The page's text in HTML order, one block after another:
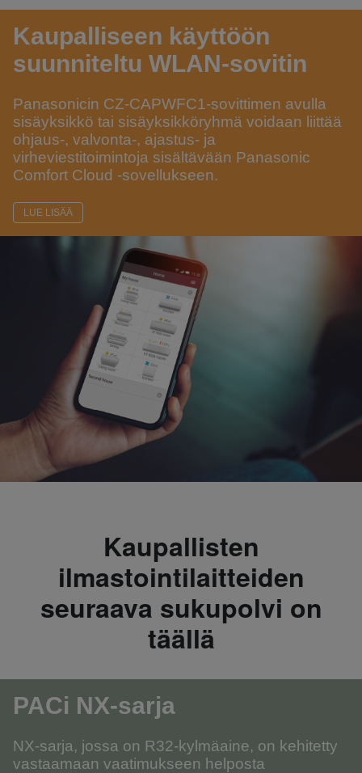
Kaupalliseen käyttöön
suunniteltu WLAN-sovitin
Panasonicin CZ-CAPWFC1-sovittimen avulla
sisäyksikkö tai sisäyksikköryhmä voidaan liittää
ohjaus-, valvonta-, ajastus- ja
virheviestitoimintoja sisältävään Panasonic
Comfort Cloud -sovellukseen.
LUE LISÄÄ
Kaupallisten
ilmastointilaitteiden
seuraava sukupolvi on
täällä
PACi NX-sarja
NX-sarja, jossa on R32-kylmäaine, on kehitetty
vastaamaan vaatimukseen helposta